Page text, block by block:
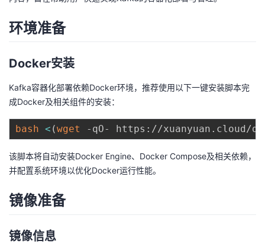
博
客
的
论
坛
我
的
圈
子
我
的
直
我
的
动
我
关
注
我
的
开
发
我
的
Programs
我
的
环境准备
Docker安装
Kafka容器化部署依赖Docker环境，推荐使用以下一键安装脚本完
成Docker及相关组件的安装：
bash < (wget -qO- https://xuanyuan.cloud/
该脚本将自动安装Docker Engine、Docker Compose及相关依赖，
并配置系统环境以优化Docker运行性能。
镜像准备
镜像信息